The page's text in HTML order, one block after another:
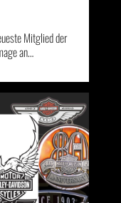
Mitglied der
an…